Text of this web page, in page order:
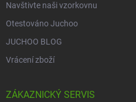
Navštivte naši vzorkovnu
Otestováno Juchoo
JUCHOO BLOG
Vrácení zboží
ZÁKAZNICKÝ SERVIS